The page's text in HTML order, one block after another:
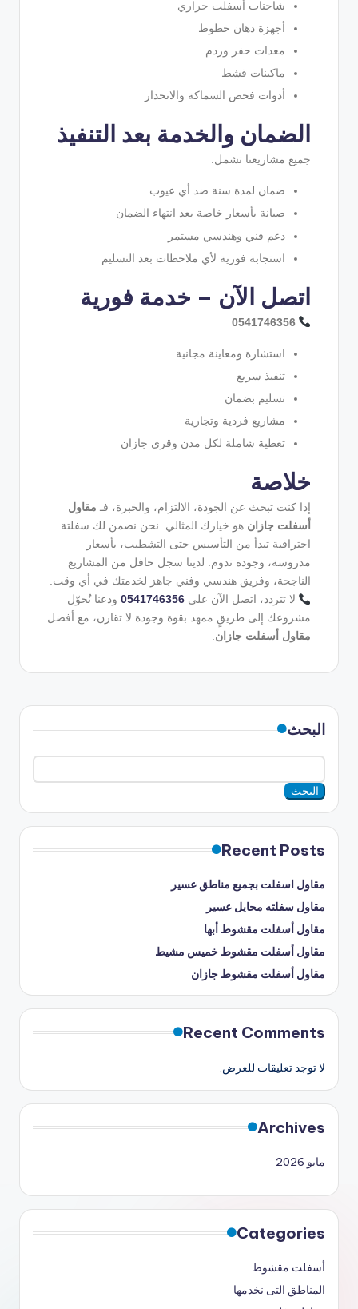
شاحنات أسفلت حراري
أجهزة دهان خطوط
معدات حفر وردم
ماكينات قشط
أدوات فحص السماكة والانحدار
الضمان والخدمة بعد التنفيذ
جميع مشاريعنا تشمل:
ضمان لمدة سنة ضد أي عيوب
صيانة بأسعار خاصة بعد انتهاء الضمان
دعم فني وهندسي مستمر
استجابة فورية لأي ملاحظات بعد التسليم
اتصل الآن – خدمة فورية
0541746356
استشارة ومعاينة مجانية
تنفيذ سريع
تسليم بضمان
مشاريع فردية وتجارية
تغطية شاملة لكل مدن وقرى جازان
خلاصة
إذا كنت تبحث عن الجودة، الالتزام، والخبرة، فـ مقاول
أسفلت جازان هو خيارك المثالي. نحن نضمن لك سفلتة
احترافية تبدأ من التأسيس حتى التشطيب، بأسعار
مدروسة، وجودة تدوم. لدينا سجل حافل من المشاريع
الناجحة، وفريق هندسي وفني جاهز لخدمتك في أي وقت.
لا تتردد، اتصل الآن على0541746356 ودعنا نُحوّل
مشروعك إلى طريقٍ ممهد بقوة وجودة لا تقارن، مع أفضل
مقاول أسفلت جازان.
البحث
البحث
Recent Posts
مقاول اسفلت بجميع مناطق عسير
مقاول سفلته محايل عسير
مقاول أسفلت مقشوط أبها
مقاول أسفلت مقشوط خميس مشيط
مقاول أسفلت مقشوط جازان
Recent Comments
لا توجد تعليقات للعرض.
Archives
مايو 2026
Categories
أسفلت مقشوط
المناطق التى نخدمها